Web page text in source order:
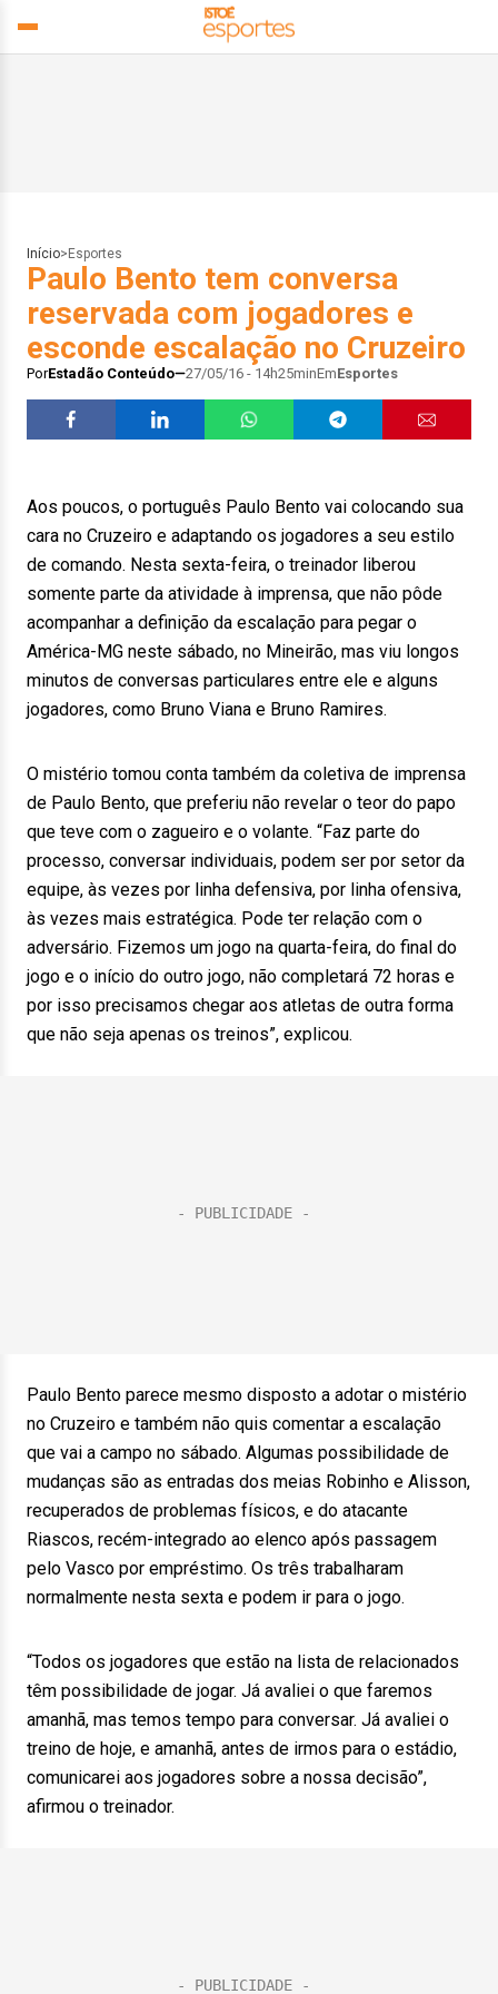
Início> Esportes
Paulo Bento tem conversa
reservada com jogadores e
esconde escalação no Cruzeiro
PorEstadão Conteúdo 27/05/16 - 14h25minEmEsportes
Aos poucos, o português Paulo Bento vai colocando sua
cara no Cruzeiro e adaptando os jogadores a seu estilo
de comando. Nesta sexta-feira, o treinador liberou
somente parte da atividade à imprensa, que não pôde
acompanhar a definição da escalação para pegar o
América-MG neste sábado, no Mineirão, mas viu longos
minutos de conversas particulares entre ele e alguns
jogadores, como Bruno Viana e Bruno Ramires.
O mistério tomou conta também da coletiva de imprensa
de Paulo Bento, que preferiu não revelar o teor do papo
que teve com o zagueiro e o volante. “Faz parte do
processo, conversar individuais, podem ser por setor da
equipe, às vezes por linha defensiva, por linha ofensiva,
às vezes mais estratégica. Pode ter relação com o
adversário. Fizemos um jogo na quarta-feira, do final do
jogo e o início do outro jogo, não completará 72 horas e
por isso precisamos chegar aos atletas de outra forma
que não seja apenas os treinos”, explicou.
Paulo Bento parece mesmo disposto a adotar o mistério
no Cruzeiro e também não quis comentar a escalação
que vai a campo no sábado. Algumas possibilidade de
mudanças são as entradas dos meias Robinho e Alisson,
recuperados de problemas físicos, e do atacante
Riascos, recém-integrado ao elenco após passagem
pelo Vasco por empréstimo. Os três trabalharam
normalmente nesta sexta e podem ir para o jogo.
“Todos os jogadores que estão na lista de relacionados
têm possibilidade de jogar. Já avaliei o que faremos
amanhã, mas temos tempo para conversar. Já avaliei o
treino de hoje, e amanhã, antes de irmos para o estádio,
comunicarei aos jogadores sobre a nossa decisão”,
afirmou o treinador.